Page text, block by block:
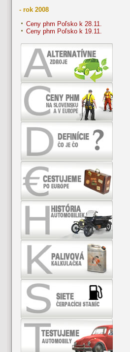
- rok 2008
Ceny phm Poľsko k 28.11.
Ceny phm Poľsko k 19.11.